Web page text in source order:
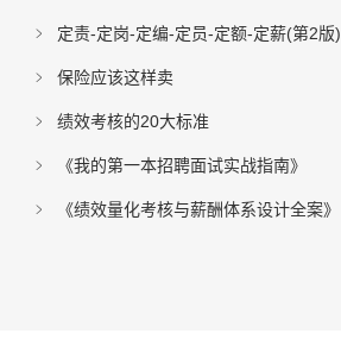
定责-定岗-定编-定员-定额-定薪(第2版)
保险应该这样卖
绩效考核的20大标准
《我的第一本招聘面试实战指南》
《绩效量化考核与薪酬体系设计全案》